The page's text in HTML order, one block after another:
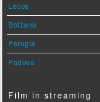
Lecce
Bolzano
Perugia
Padova
Film in streaming